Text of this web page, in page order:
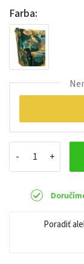
Farba:
Poradiť